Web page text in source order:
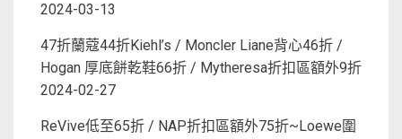
2024-03-13
47折蘭蔻44折Kiehl’s / Moncler Liane背心46折 /
Hogan 厚底餅乾鞋66折 / Mytheresa折扣區額外9折
2024-02-27
ReVive低至65折 / NAP折扣區額外75折~Loewe圍